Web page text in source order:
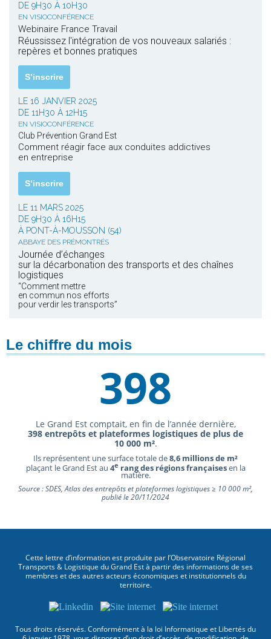
DE 9H30 À 10H30
EN VISIOCONFÉRENCE
Webinaire France Travail
Réussissez l'intégration de vos nouveaux salariés :
repères et bonnes pratiques
S’inscrire
LE 16 JANVIER 2025
DE 11H30 À 12H15
EN VISIOCONFÉRENCE
Club Prévention Grand Est
Comment réagir face aux conduites addictives
en entreprise
S’inscrire
LE 11 MARS 2025
DE 9H30 À 16H15
À PONT-À-MOUSSON (54)
ABBAYE DES PRÉMONTRÉS
Journée d’échanges
sur la décarbonation des transports et des chaînes
logistiques
“Comment mettre
en commun nos efforts
pour verdir les transports”
Le chiffre du mois
398
Le Grand Est comptait, en fin de l’année dernière,
398 entrepôts et plateformes logistiques de plus de
10 000 m².
Ils représentent une surface totale de8,6 millions de m²
plaçant le Grand Est au 4e rang des régions françaisesen la
matière.
Source : SDES, Atlas des entrepôts et plateformes logistiques ≥ 10 000 m²,
publié le 20/11/2024
Cette lettre d’information est produite par l’Observatoire Régional
Transports & Logistique du Grand Est à partir des informations de ses
membres et des autres acteurs économiques et institutionnels du
territoire.
Tous droits réservés. Conformément à la loi Informatique et Libertés du